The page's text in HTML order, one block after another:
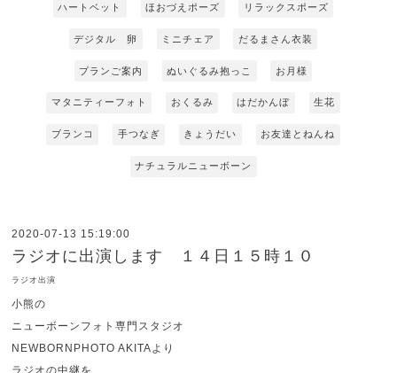
ハートベット ほおづえポーズ リラックスポーズ
デジタル 卵 ミニチェア だるまさん衣装
プランご案内 ぬいぐるみ抱っこ お月様
マタニティーフォト おくるみ はだかんぼ 生花
ブランコ 手つなぎ きょうだい お友達とねんね
ナチュラルニューボーン
2020-07-13 15:19:00
ラジオに出演します １４日１５時１０
ラジオ出演
小熊の
ニューボーンフォト専門スタジオ
NEWBORNPHOTO AKITAより
ラジオの中継を